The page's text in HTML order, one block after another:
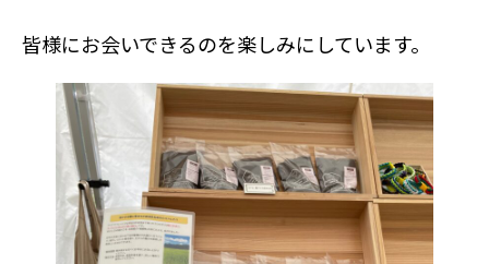
皆様にお会いできるのを楽しみにしています。